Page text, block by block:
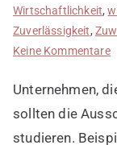
Wirtschaftlichkeit,
Zuverlässigkeit,
Keine Kommentarezu
Unternehmen,
sollten die
studieren.